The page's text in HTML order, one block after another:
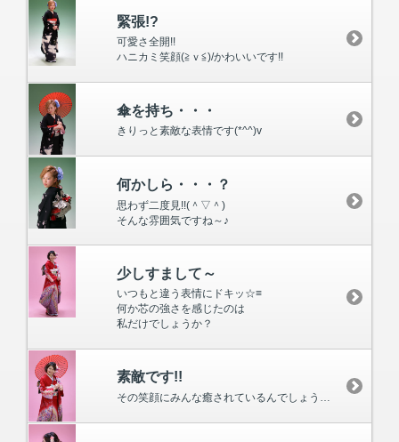
緊張!?
可愛さ全開!!
ハニカミ笑顔(≧ｖ≦)/かわいいです!!
傘を持ち・・・
きりっと素敵な表情です(*^^)v
何かしら・・・？
思わず二度見!!(＾▽＾)
そんな雰囲気ですね～♪
少しすまして～
いつもと違う表情にドキッ☆≡
何か芯の強さを感じたのは
私だけでしょうか？
素敵です!!
その笑顔にみんな癒されているんでしょうね～♪